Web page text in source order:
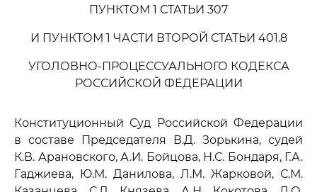
ПУНКТОМ 1 СТАТЬИ 307
И ПУНКТОМ 1 ЧАСТИ ВТОРОЙ СТАТЬИ 401.8
УГОЛОВНО-ПРОЦЕССУАЛЬНОГО КОДЕКСА
РОССИЙСКОЙ ФЕДЕРАЦИИ
Конституционный Суд Российской Федерации
в составе Председателя В.Д. Зорькина, судей
К.В. Арановского, А.И. Бойцова, Н.С. Бондаря, Г.А.
Гаджиева, Ю.М. Данилова, Л.М. Жарковой, С.М.